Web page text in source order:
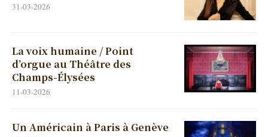
31-03-2026
La voix humaine / Point
d’orgue au Théâtre des
Champs-Élysées
11-03-2026
Un Américain à Paris à Genève